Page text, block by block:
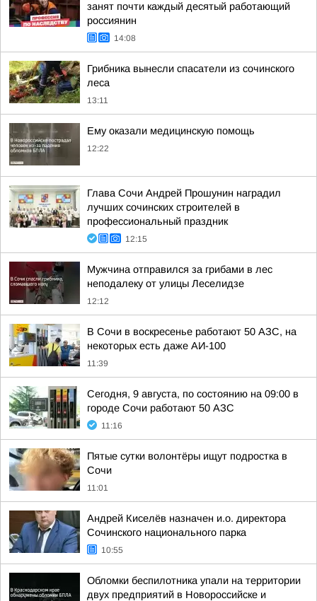
занят почти каждый десятый работающий
россиянин
14:08
Грибника вынесли спасатели из сочинского
леса
13:11
Ему оказали медицинскую помощь
12:22
Глава Сочи Андрей Прошунин наградил
лучших сочинских строителей в
профессиональный праздник
12:15
Мужчина отправился за грибами в лес
неподалеку от улицы Леселидзе
12:12
В Сочи в воскресенье работают 50 АЗС, на
некоторых есть даже АИ-100
11:39
Сегодня, 9 августа, по состоянию на 09:00 в
городе Сочи работают 50 АЗС
11:16
Пятые сутки волонтёры ищут подростка в
Сочи
11:01
Андрей Киселёв назначен и.о. директора
Сочинского национального парка
10:55
Обломки беспилотника упали на территории
двух предприятий в Новороссийске и